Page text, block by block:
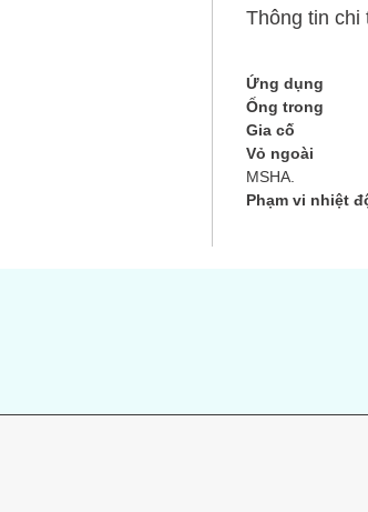
Thông tin chi
Ứng dụng
Ống trong
Gia cố
Vỏ ngoài
MSHA.
Phạm vi nhiệt